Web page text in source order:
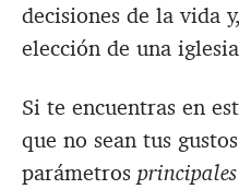
decisiones de la vida
elección de una
Si te encuentras en
que no sean tus
parámetros principales